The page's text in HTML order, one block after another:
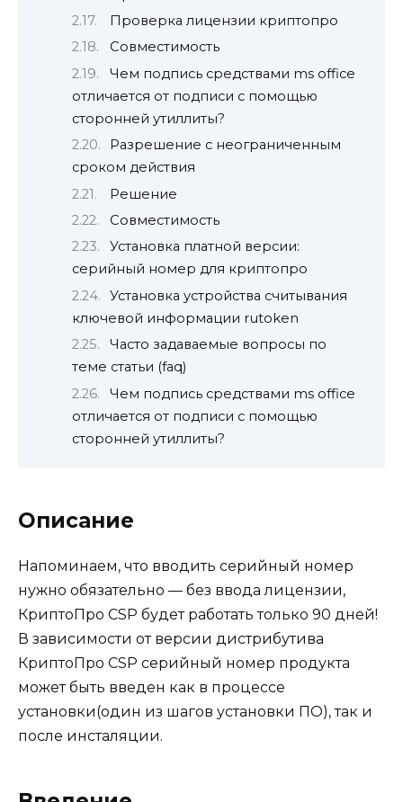
Проверка лицензии криптопро
Совместимость
Чем подпись средствами ms office
отличается от подписи с помощью
сторонней утиллиты?
Разрешение с неограниченным
сроком действия
Решение
Совместимость
Установка платной версии:
серийный номер для криптопро
Установка устройства считывания
ключевой информации rutoken
Часто задаваемые вопросы по
теме статьи (faq)
Чем подпись средствами ms office
отличается от подписи с помощью
сторонней утиллиты?
Описание
Напоминаем, что вводить серийный номер
нужно обязательно — без ввода лицензии,
КриптоПро CSP будет работать только 90 дней!
В зависимости от версии дистрибутива
КриптоПро CSP серийный номер продукта
может быть введен как в процессе
установки(один из шагов установки ПО), так и
после инсталяции.